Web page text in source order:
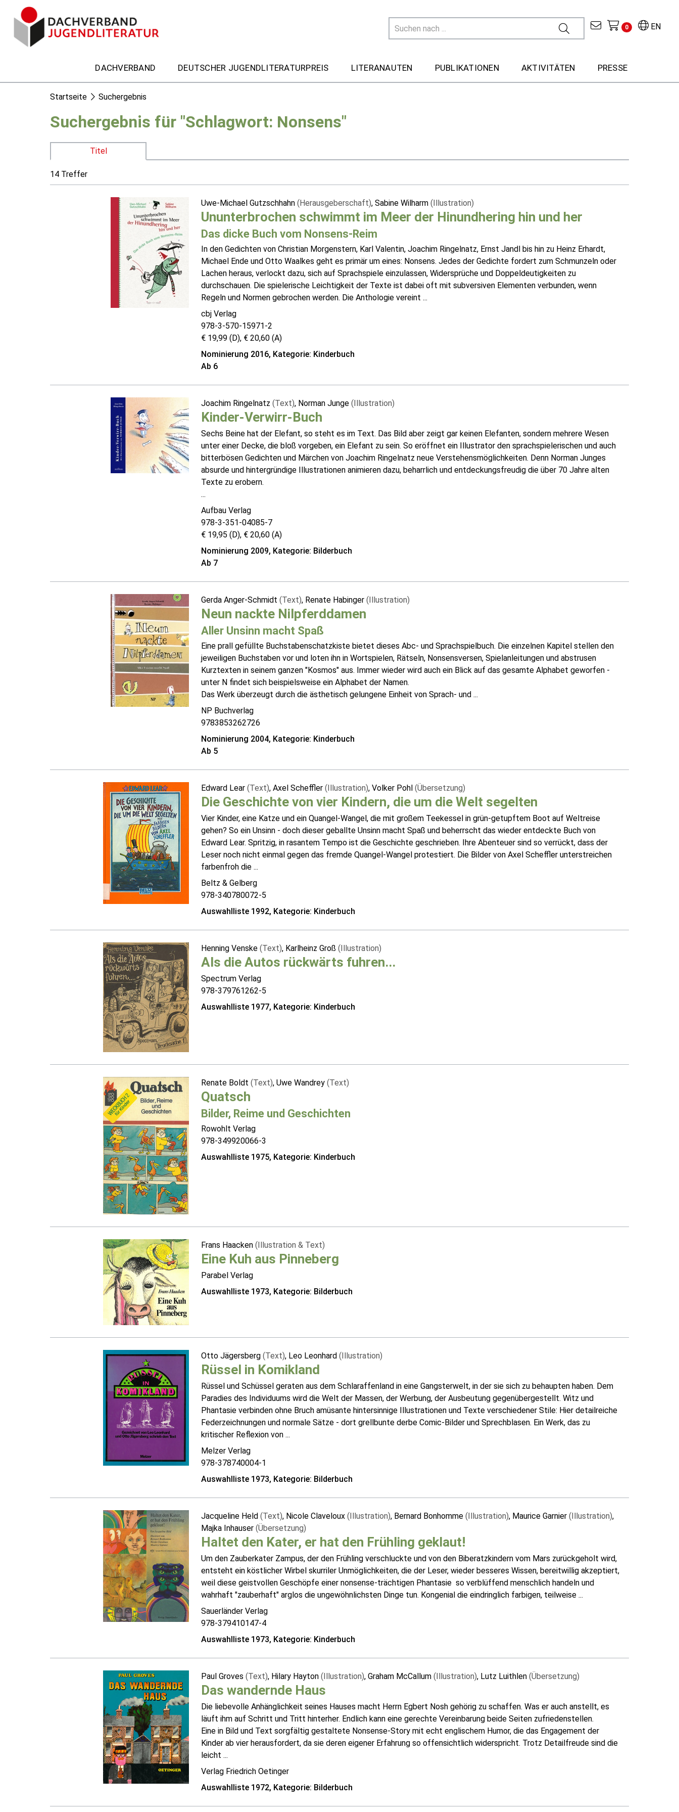
EN
0
DACHVERBAND DEUTSCHER JUGENDLITERATURPREIS LITERANAUTEN PUBLIKATIONEN AKTIVITÄTEN PRESSE
Startseite Suchergebnis
Suchergebnis für "Schlagwort: Nonsens"
Titel
14 Treffer
Uwe-Michael Gutzschhahn (Herausgeberschaft), Sabine Wilharm (Illustration)
Ununterbrochen schwimmt im Meer der Hinundhering hin und her
Das dicke Buch vom Nonsens-Reim
In den Gedichten von Christian Morgenstern, Karl Valentin, Joachim Ringelnatz, Ernst Jandl bis hin zu Heinz Erhardt,
Michael Ende und Otto Waalkes geht es primär um eines: Nonsens. Jedes der Gedichte fordert zum Schmunzeln oder
Lachen heraus, verlockt dazu, sich auf Sprachspiele einzulassen, Widersprüche und Doppeldeutigkeiten zu
durchschauen. Die spielerische Leichtigkeit der Texte ist dabei oft mit subversiven Elementen verbunden, wenn
Regeln und Normen gebrochen werden. Die Anthologie vereint ...
cbj Verlag
978-3-570-15971-2
€ 19,99 (D), € 20,60 (A)
Nominierung 2016, Kategorie: Kinderbuch
Ab 6
Joachim Ringelnatz (Text), Norman Junge (Illustration)
Kinder-Verwirr-Buch
Sechs Beine hat der Elefant, so steht es im Text. Das Bild aber zeigt gar keinen Elefanten, sondern mehrere Wesen
unter einer Decke, die bloß vorgeben, ein Elefant zu sein. So eröffnet ein Illustrator den sprachspielerischen und auch
bitterbösen Gedichten und Märchen von Joachim Ringelnatz neue Verstehensmöglichkeiten. Denn Norman Junges
absurde und hintergründige Illustrationen animieren dazu, beharrlich und entdeckungsfreudig die über 70 Jahre alten
Texte zu erobern.
...
Aufbau Verlag
978-3-351-04085-7
€ 19,95 (D), € 20,60 (A)
Nominierung 2009, Kategorie: Bilderbuch
Ab 7
Gerda Anger-Schmidt (Text), Renate Habinger (Illustration)
Neun nackte Nilpferddamen
Aller Unsinn macht Spaß
Eine prall gefüllte Buchstabenschatzkiste bietet dieses Abc- und Sprachspielbuch. Die einzelnen Kapitel stellen den
jeweiligen Buchstaben vor und loten ihn in Wortspielen, Rätseln, Nonsensversen, Spielanleitungen und abstrusen
Kurztexten in seinem ganzen "Kosmos" aus. Immer wieder wird auch ein Blick auf das gesamte Alphabet geworfen -
unter N findet sich beispielsweise ein Alphabet der Namen.
Das Werk überzeugt durch die ästhetisch gelungene Einheit von Sprach- und ...
NP Buchverlag
9783853262726
Nominierung 2004, Kategorie: Kinderbuch
Ab 5
Edward Lear (Text), Axel Scheffler (Illustration), Volker Pohl (Übersetzung)
Die Geschichte von vier Kindern, die um die Welt segelten
Vier Kinder, eine Katze und ein Quangel-Wangel, die mit großem Teekessel in grün-getupftem Boot auf Weltreise
gehen? So ein Unsinn - doch dieser geballte Unsinn macht Spaß und beherrscht das wieder entdeckte Buch von
Edward Lear. Spritzig, in rasantem Tempo ist die Geschichte geschrieben. Ihre Abenteuer sind so verrückt, dass der
Leser noch nicht einmal gegen das fremde Quangel-Wangel protestiert. Die Bilder von Axel Scheffler unterstreichen
farbenfroh die ...
Beltz & Gelberg
978-340780072-5
Auswahlliste 1992, Kategorie: Kinderbuch
Henning Venske (Text), Karlheinz Groß (Illustration)
Als die Autos rückwärts fuhren...
Spectrum Verlag
978-379761262-5
Auswahlliste 1977, Kategorie: Kinderbuch
Renate Boldt (Text), Uwe Wandrey (Text)
Quatsch
Bilder, Reime und Geschichten
Rowohlt Verlag
978-349920066-3
Auswahlliste 1975, Kategorie: Kinderbuch
Frans Haacken (Illustration & Text)
Eine Kuh aus Pinneberg
Parabel Verlag
Auswahlliste 1973, Kategorie: Bilderbuch
Otto Jägersberg (Text), Leo Leonhard (Illustration)
Rüssel in Komikland
Rüssel und Schüssel geraten aus dem Schlaraffenland in eine Gangsterwelt, in der sie sich zu behaupten haben. Dem
Paradies des Individuums wird die Welt der Massen, der Werbung, der Ausbeutung gegenübergestellt. Witz und
Phantasie verbinden ohne Bruch amüsante hintersinnige Illustrationen und Texte verschiedener Stile: Hier detailreiche
Federzeichnungen und normale Sätze - dort grellbunte derbe Comic-Bilder und Sprechblasen. Ein Werk, das zu
kritischer Reflexion von ...
Melzer Verlag
978-378740004-1
Auswahlliste 1973, Kategorie: Bilderbuch
Jacqueline Held (Text), Nicole Claveloux (Illustration), Bernard Bonhomme (Illustration), Maurice Garnier (Illustration),
Majka Inhauser (Übersetzung)
Haltet den Kater, er hat den Frühling geklaut!
Um den Zauberkater Zampus, der den Frühling verschluckte und von den Biberatzkindern vom Mars zurückgeholt wird,
entsteht ein köstlicher Wirbel skurriler Unmöglichkeiten, die der Leser, wieder besseres Wissen, bereitwillig akzeptiert,
weil diese geistvollen Geschöpfe einer nonsense-trächtigen Phantasie so verblüffend menschlich handeln und
wahrhaft "zauberhaft" arglos die ungewöhnlichsten Dinge tun. Kongenial die eindringlich farbigen, teilweise ...
Sauerländer Verlag
978-379410147-4
Auswahlliste 1973, Kategorie: Kinderbuch
Paul Groves (Text), Hilary Hayton (Illustration), Graham McCallum (Illustration), Lutz Luithlen (Übersetzung)
Das wandernde Haus
Die liebevolle Anhänglichkeit seines Hauses macht Herrn Egbert Nosh gehörig zu schaffen. Was er auch anstellt, es
läuft ihm auf Schritt und Tritt hinterher. Endlich kann eine gerechte Vereinbarung beide Seiten zufriedenstellen.
Eine in Bild und Text sorgfältig gestaltete Nonsense-Story mit echt englischem Humor, die das Engagement der
Kinder ab vier herausfordert, da sie deren eigener Erfahrung so offensichtlich widerspricht. Trotz Detailfreude sind die
leicht ...
Verlag Friedrich Oetinger
Auswahlliste 1972, Kategorie: Bilderbuch